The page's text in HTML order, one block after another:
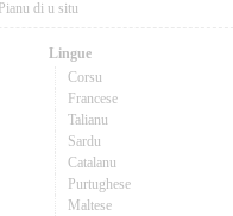
Pianu di u situ
Lingue
Corsu
Francese
Talianu
Sardu
Catalanu
Purtughese
Maltese